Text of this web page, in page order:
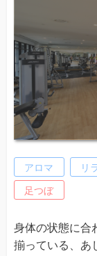
アロマ リ
足つぼ
身体の状態に合
揃っている、あ